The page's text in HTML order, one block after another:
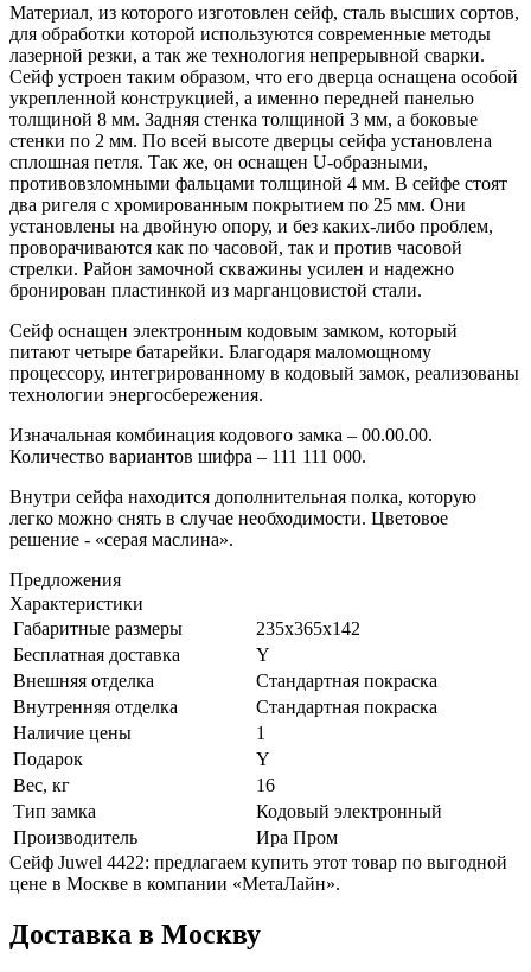
Материал, из которого изготовлен сейф, сталь высших сортов,
для обработки которой используются современные методы
лазерной резки, а так же технология непрерывной сварки.
Сейф устроен таким образом, что его дверца оснащена особой
укрепленной конструкцией, а именно передней панелью
толщиной 8 мм. Задняя стенка толщиной 3 мм, а боковые
стенки по 2 мм. По всей высоте дверцы сейфа установлена
сплошная петля. Так же, он оснащен U-образными,
противовзломными фальцами толщиной 4 мм. В сейфе стоят
два ригеля с хромированным покрытием по 25 мм. Они
установлены на двойную опору, и без каких-либо проблем,
проворачиваются как по часовой, так и против часовой
стрелки. Район замочной скважины усилен и надежно
бронирован пластинкой из марганцовистой стали.
Сейф оснащен электронным кодовым замком, который
питают четыре батарейки. Благодаря маломощному
процессору, интегрированному в кодовый замок, реализованы
технологии энергосбережения.
Изначальная комбинация кодового замка – 00.00.00.
Количество вариантов шифра – 111 111 000.
Внутри сейфа находится дополнительная полка, которую
легко можно снять в случае необходимости. Цветовое
решение - «серая маслина».
Предложения
Характеристики
Габаритные размеры
235x365x142
Бесплатная доставка
Y
Внешняя отделка
Стандартная покраска
Внутренняя отделка
Стандартная покраска
Наличие цены
1
Подарок
Y
Вес, кг
16
Тип замка
Кодовый электронный
Производитель
Ира Пром
Сейф Juwel 4422: предлагаем купить этот товар по выгодной
цене в Москве в компании «МетаЛайн».
Доставка в Москву